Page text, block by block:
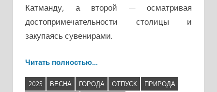
Катманду, а второй — осматривая
достопримечательности столицы и
закупаясь сувенирами.
Читать полностью…
2025 ВЕСНА ГОРОДА ОТПУСК
ПРИРОДА